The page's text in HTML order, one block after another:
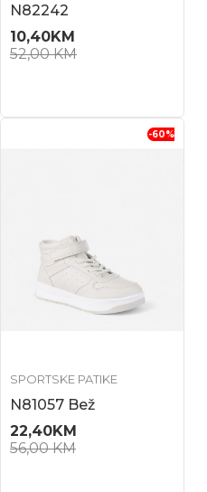
N82242
10,40KM
52,00KM
-60%
SPORTSKE PATIKE
N81057 Bež
22,40KM
56,00KM